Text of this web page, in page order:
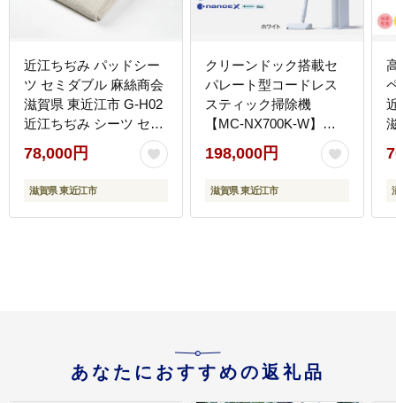
近江ちぢみ パッドシー
ツ セミダブル 麻絲商会
滋賀県 東近江市 G-H02
近江ちぢみ シーツ セミ
ダブル 夏用 洗える 吸湿
性 放湿性 サラサラ 寝具
ふとん ベッドパッド 天
78,000円
滋賀県 東近江市
クリーンドック搭載セ
パレート型コードレス
スティック掃除機
【MC-NX700K-W】
Panasonic 滋賀県 東近
江市 AI-H01 掃除機 コー
ドレス スティック パナ
198,000円
滋賀県 東近江市
あなたにおすすめの返礼品